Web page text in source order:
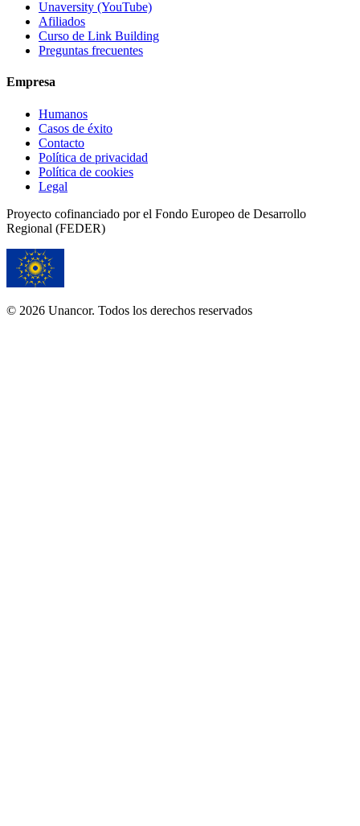
Unaversity (YouTube)
Afiliados
Curso de Link Building
Preguntas frecuentes
Empresa
Humanos
Casos de éxito
Contacto
Política de privacidad
Política de cookies
Legal
Proyecto cofinanciado por el Fondo Europeo de Desarrollo
Regional (FEDER)
© 2026 Unancor. Todos los derechos reservados